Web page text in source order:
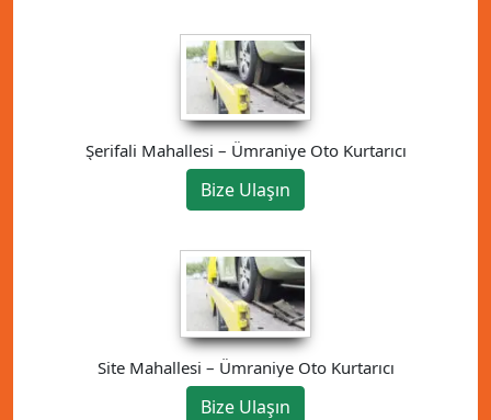
Şerifali Mahallesi – Ümraniye Oto Kurtarıcı
Bize Ulaşın
Site Mahallesi – Ümraniye Oto Kurtarıcı
Bize Ulaşın